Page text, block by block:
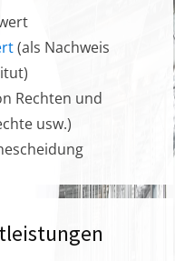
(als Nachweis
Rechten und
usw.)